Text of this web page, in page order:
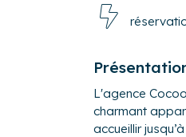
L'agence
charmant
accueillir